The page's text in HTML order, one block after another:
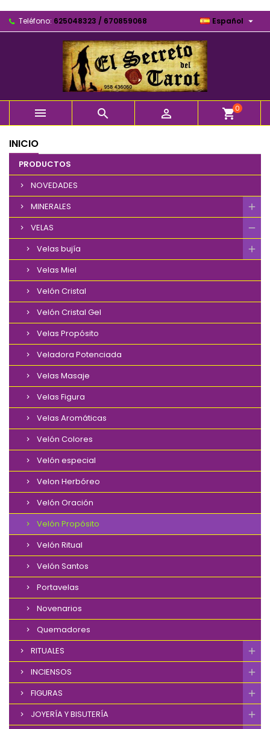
Teléfono: 625048323 / 670859068 Español 
   shopping_cart0
INICIO
PRODUCTOS
NOVEDADES
MINERALES
VELAS
Velas bujía
Velas Miel
Velón Cristal
Velón Cristal Gel
Velas Propósito
Veladora Potenciada
Velas Masaje
Velas Figura
Velas Aromáticas
Velón Colores
Velón especial
Velon Herbóreo
Velón Oración
Velón Propósito
Velón Ritual
Velón Santos
Portavelas
Novenarios
Quemadores
RITUALES
INCIENSOS
FIGURAS
JOYERÍA Y BISUTERÍA